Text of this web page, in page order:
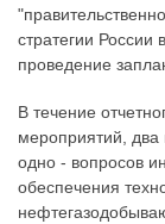
стратегии России
проведение
В течение
мероприятий, два
одно - вопросов
обеспечения